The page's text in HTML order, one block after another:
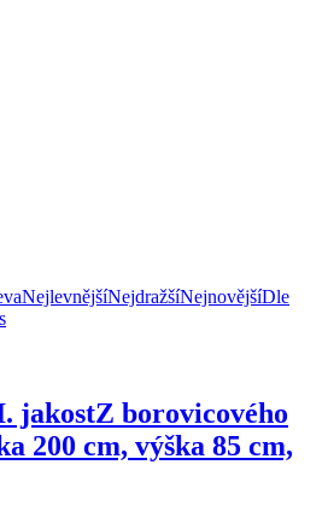
NejlevnějšíNejdražšíNejnovějšíDle
jakostZ borovicového
200 cm, výška 85 cm,